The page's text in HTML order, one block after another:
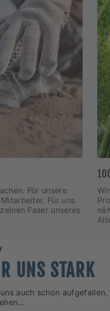
Für unsere
Für uns.
Faser unseres
UNS STARK
auch schon